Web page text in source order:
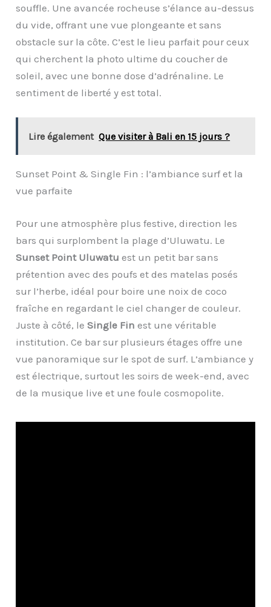
souffle. Une avancée rocheuse s’élance au-dessus
du vide, offrant une vue plongeante et sans
obstacle sur la côte. C’est le lieu parfait pour ceux
qui cherchent la photo ultime du coucher de
soleil, avec une bonne dose d’adrénaline. Le
sentiment de liberté y est total.
Lire également Que visiter à Bali en 15 jours ?
Sunset Point & Single Fin : l’ambiance surf et la
vue parfaite
Pour une atmosphère plus festive, direction les
bars qui surplombent la plage d’Uluwatu. Le
Sunset Point Uluwatu est un petit bar sans
prétention avec des poufs et des matelas posés
sur l’herbe, idéal pour boire une noix de coco
fraîche en regardant le ciel changer de couleur.
Juste à côté, leSingle Fin est une véritable
institution. Ce bar sur plusieurs étages offre une
vue panoramique sur le spot de surf. L’ambiance y
est électrique, surtout les soirs de week-end, avec
de la musique live et une foule cosmopolite.